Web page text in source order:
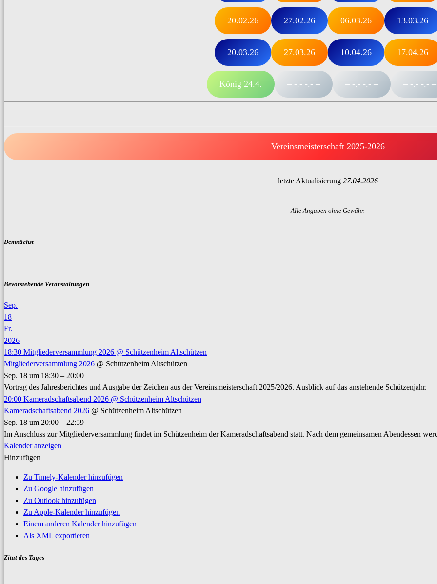
20.02.26 27.02.26 06.03.26 13.03.26
20.03.26 27.03.26 10.04.26 17.04.26
König 24.4. – -.- -.- – – -.- -.- – – -.- -.- –
Vereinsmeisterschaft 2025-2026
letzte Aktualisierung 27.04.2026
Alle Angaben ohne Gewähr.
Demnächst
Bevorstehende Veranstaltungen
Sep.
18
Fr.
2026
18:30 Mitgliederversammlung 2026 @ Schützenheim Altschützen
Mitgliederversammlung 2026 @ Schützenheim Altschützen
Sep. 18 um 18:30 – 20:00
Vortrag des Jahresberichtes und Ausgabe der Zeichen aus der Vereinsmeisterschaft 2025/2026. Ausblick auf das anstehende Schützenjahr.
20:00 Kameradschaftsabend 2026 @ Schützenheim Altschützen
Kameradschaftsabend 2026 @ Schützenheim Altschützen
Sep. 18 um 20:00 – 22:59
Im Anschluss zur Mitgliederversammlung findet im Schützenheim der Kameradschaftsabend statt. Nach dem gemeinsamen Abendessen
Kalender anzeigen
Hinzufügen
Zu Timely-Kalender hinzufügen
Zu Google hinzufügen
Zu Outlook hinzufügen
Zu Apple-Kalender hinzufügen
Einem anderen Kalender hinzufügen
Als XML exportieren
Zitat des Tages